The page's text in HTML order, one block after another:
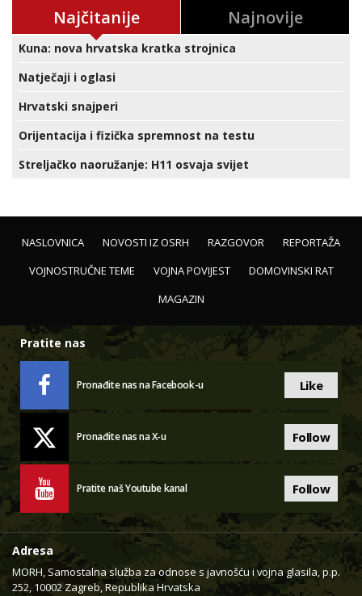
Najčitanije Najnovije
Kuna: nova hrvatska kratka strojnica
Natječaji i oglasi
Hrvatski snajperi
Orijentacija i fizička spremnost na testu
Streljačko naoružanje: H11 osvaja svijet
NASLOVNICA NOVOSTI IZ OSRH RAZGOVOR
REPORTAŽA
VOJNOSTRUČNE TEME
VOJNA POVIJEST
DOMOVINSKI RAT
MAGAZIN
Pratite nas
Pronađite nas na Facebook-u Like
Pronađite nas na X-u Follow
Pratite naš Youtube kanal Follow
Adresa
MORH, Samostalna služba za odnose s javnošću i vojna glasila, p.p.
252, 10002 Zagreb, Republika Hrvatska